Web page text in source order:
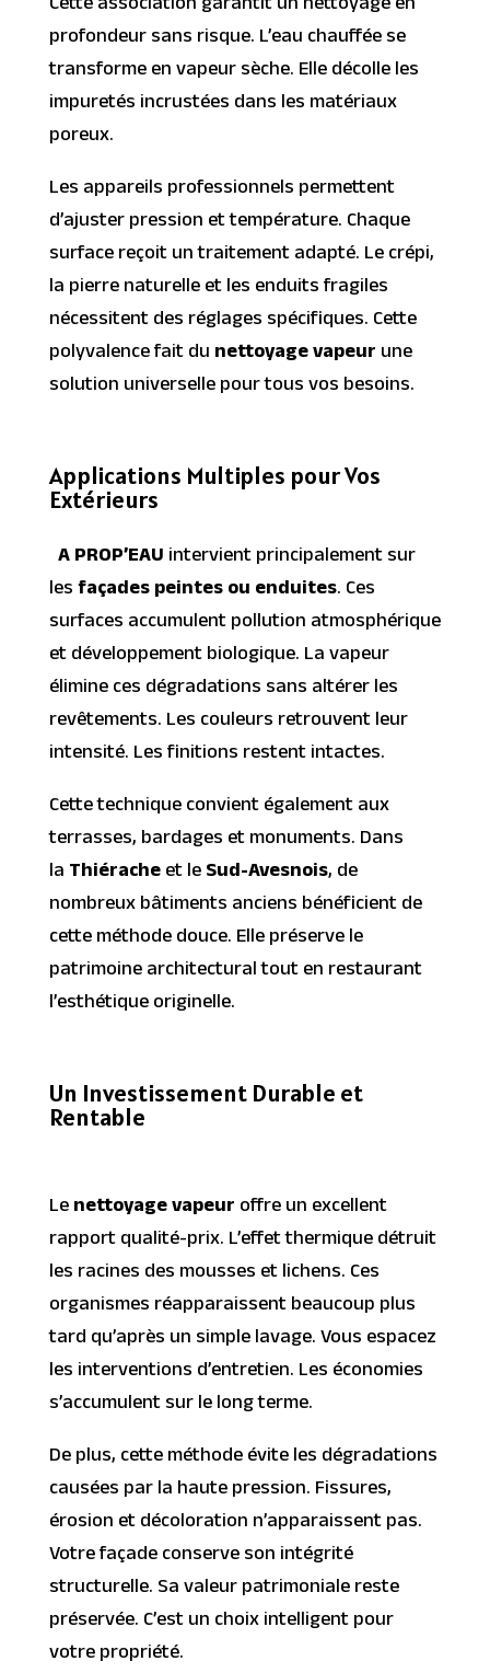
profondeur sans risque. L’eau chauffée se
transforme en vapeur sèche. Elle décolle les
impuretés incrustées dans les matériaux
poreux.
Les appareils professionnels permettent
d’ajuster pression et température. Chaque
surface reçoit un traitement adapté. Le crépi,
la pierre naturelle et les enduits fragiles
nécessitent des réglages spécifiques. Cette
polyvalence fait dunettoyage vapeurune
solution universelle pour tous vos besoins.
Applications Multiples pour Vos
Extérieurs
A PROP’EAUintervient principalement sur
lesfaçades peintes ou enduites. Ces
surfaces accumulent pollution atmosphérique
et développement biologique. La vapeur
élimine ces dégradations sans altérer les
revêtements. Les couleurs retrouvent leur
intensité. Les finitions restent intactes.
Cette technique convient également aux
terrasses, bardages et monuments. Dans
laThiéracheet leSud-Avesnois, de
nombreux bâtiments anciens bénéficient de
cette méthode douce. Elle préserve le
patrimoine architectural tout en restaurant
l’esthétique originelle.
Un Investissement Durable et
Rentable
Lenettoyage vapeuroffre un excellent
rapport qualité-prix. L’effet thermique détruit
les racines des mousses et lichens. Ces
organismes réapparaissent beaucoup plus
tard qu’après un simple lavage. Vous espacez
les interventions d’entretien. Les économies
s’accumulent sur le long terme.
De plus, cette méthode évite les dégradations
causées par la haute pression. Fissures,
érosion et décoloration n’apparaissent pas.
Votre façade conserve son intégrité
structurelle. Sa valeur patrimoniale reste
préservée. C’est un choix intelligent pour
votre propriété.